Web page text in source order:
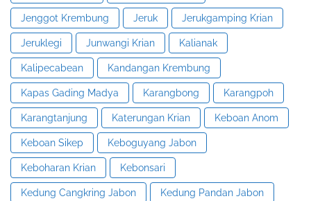
Jenggot Krembung Jeruk Jerukgamping Krian
Jeruklegi Junwangi Krian Kalianak
Kalipecabean Kandangan Krembung
Kapas Gading Madya Karangbong Karangpoh
Karangtanjung Katerungan Krian Keboan Anom
Keboan Sikep Keboguyang Jabon
Keboharan Krian Kebonsari
Kedung Cangkring Jabon Kedung Pandan Jabon